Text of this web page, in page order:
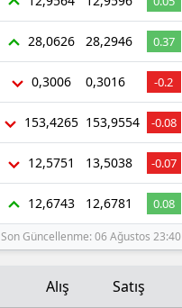
28,0626 28,2946 0.37
0,3006 0,3016 -0.2
153,4265 153,9554 -0.08
12,5751 13,5038 -0.07
12,6743 12,6781 0.08
Son Güncellenme: 06 Ağustos 23:40
Alış Satış